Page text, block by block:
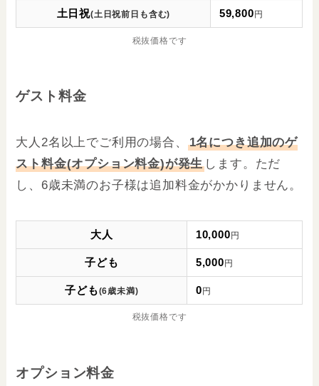
土日祝(土日祝前日も含む) 59,800 円
税抜価格です
ゲスト料金
大人2名以上でご利用の場合、
1名につき追加のゲ
スト料金(オプション料金)が発生 します。ただ
し、6歳未満のお子様は追加料金がかかりません。
大人 10,000 円
子ども 5,000 円
子ども(6歳未満) 0 円
税抜価格です
オプション料金